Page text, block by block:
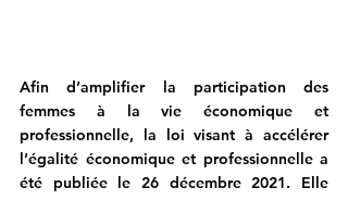
Afin d’amplifier la participation des
femmes à la vie économique et
professionnelle, la loi visant à accélérer
l’égalité économique et professionnelle a
été publiée le 26 décembre 2021. Elle